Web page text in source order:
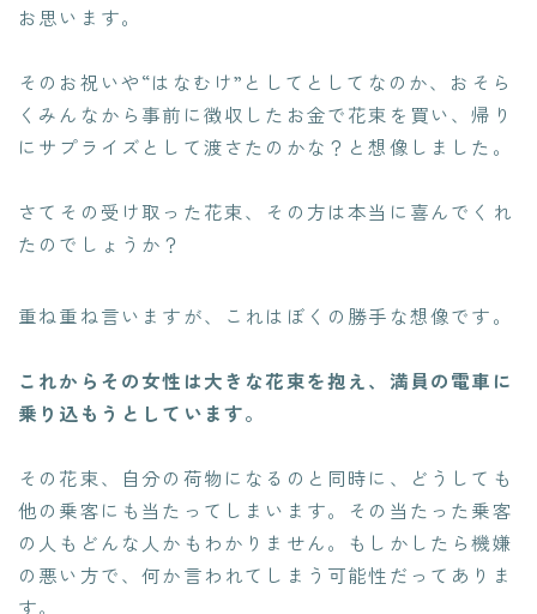
お思います。
そのお祝いや“はなむけ”としてとしてなのか、おそら
くみんなから事前に徴収したお金で花束を買い、帰り
にサプライズとして渡さたのかな？と想像しました。
さてその受け取った花束、
その方は本当に喜んでくれ
たのでしょうか？
重ね重ね言いますが、これはぼくの勝手な想像です。
これからその女性は大きな花束を抱え、満員の電車に
乗り込もうとしています。
その花束、自分の荷物になるのと同時に、どうしても
他の乗客にも当たってしまいます。その当たった乗客
の人もどんな人かもわかりません。もしかしたら機嫌
の悪い方で、何か言われてしまう可能性だってありま
す。